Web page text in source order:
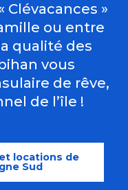
Clévacances »
ou entre
qualité des
vous
de rêve,
de l’île !
locations de
Sud